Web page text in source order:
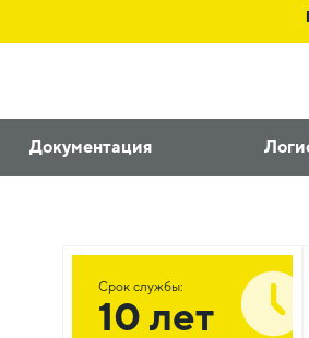
Документация
Срок службы:
10 лет